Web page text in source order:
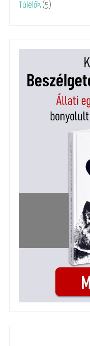
Túlélők (5)